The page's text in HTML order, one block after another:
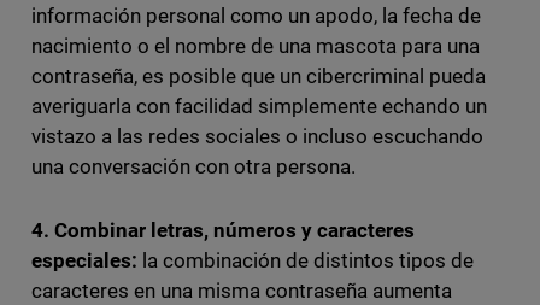
información personal como un apodo, la fecha de
nacimiento o el nombre de una mascota para una
contraseña, es posible que un cibercriminal pueda
averiguarla con facilidad simplemente echando un
vistazo a las redes sociales o incluso escuchando
una conversación con otra persona.
4. Combinar letras, números y caracteres
especiales: la combinación de distintos tipos de
caracteres en una misma contraseña aumenta